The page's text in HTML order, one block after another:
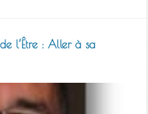
l’Être : Aller à sa